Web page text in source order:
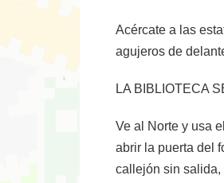
Acércate a las
agujeros de
LA BIBLIOTECA
Ve al Norte y usa
abrir la puerta del
callejón sin salida,